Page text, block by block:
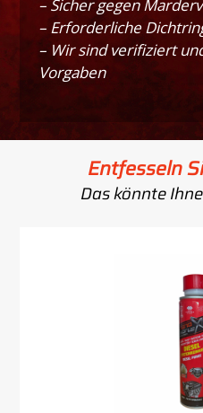
– Sicher gegen
– Erforderliche
– Wir sind verifiziert
Vorgaben
Entfesseln
Das könnte